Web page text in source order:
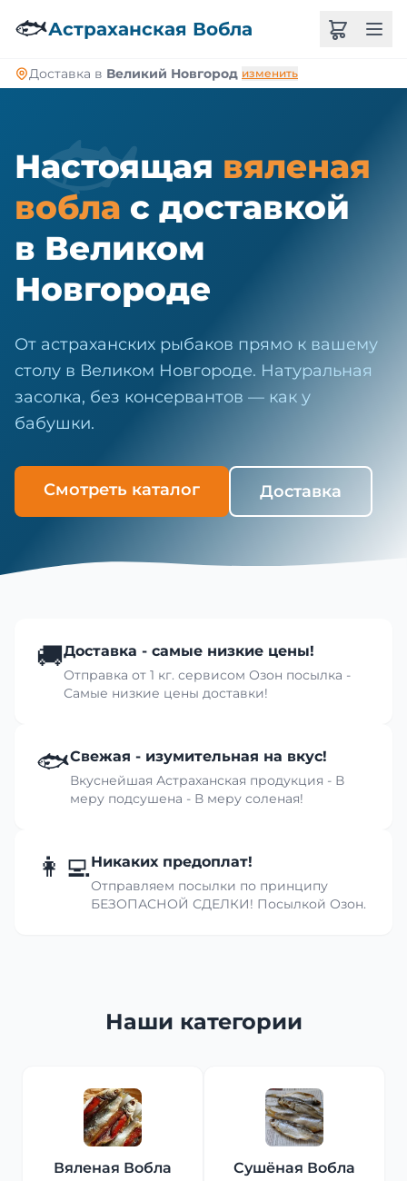
🐟Астраханская Вобла
Доставка в Великий Новгород изменить
🐟
Настоящая вяленая
вобла с доставкой
в Великом
Новгороде
От астраханских рыбаков прямо к вашему
столу в Великом Новгороде. Натуральная
засолка, без консервантов — как у
бабушки.
Смотреть каталог Доставка
🚚Доставка - самые низкие цены!
Отправка от 1 кг. сервисом Озон посылка -
Самые низкие цены доставки!
🐟Свежая - изумительная на вкус!
Вкуснейшая Астраханская продукция - В
меру подсушена - В меру соленая!
👩‍💻Никаких предоплат!
Отправляем посылки по принципу
БЕЗОПАСНОЙ СДЕЛКИ! Посылкой Озон.
Наши категории
Вяленая Вобла Сушёная Вобла